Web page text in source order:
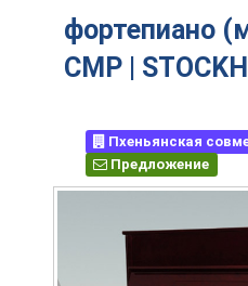
фортепиано
CMP |
Пхеньянская
Предложение